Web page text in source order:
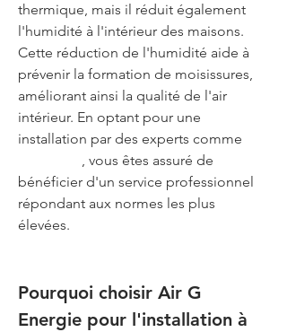
thermique, mais il réduit également
l'humidité à l'intérieur des maisons.
Cette réduction de l'humidité aide à
prévenir la formation de moisissures,
améliorant ainsi la qualité de l'air
intérieur. En optant pour une
installation par des experts comme
, vous êtes assuré de
bénéficier d'un service professionnel
répondant aux normes les plus
élevées.
Pourquoi choisir Air G
Energie pour l'installation à